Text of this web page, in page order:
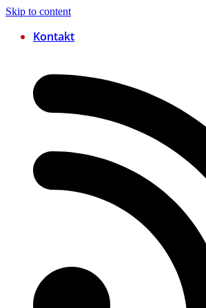
Skip to content
Kontakt